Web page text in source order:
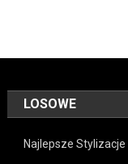
LOSOWE
Najlepsze